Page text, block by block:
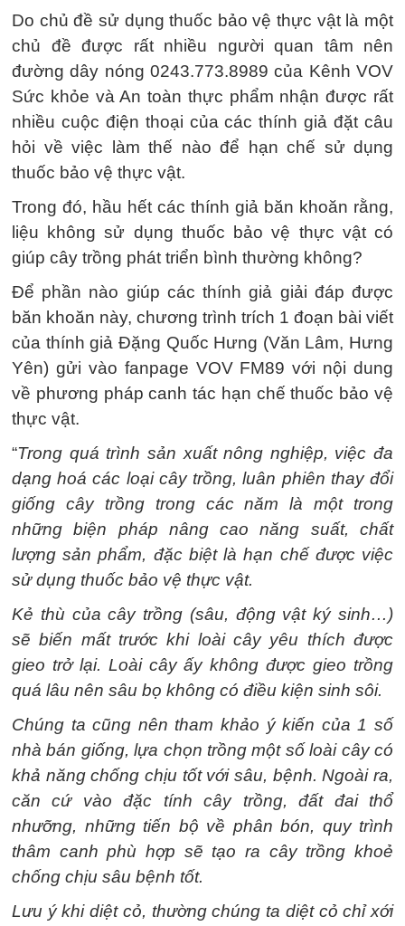
Do chủ đề sử dụng thuốc bảo vệ thực vật là một
chủ đề được rất nhiều người quan tâm nên
đường dây nóng 0243.773.8989 của Kênh VOV
Sức khỏe và An toàn thực phẩm nhận được rất
nhiều cuộc điện thoại của các thính giả đặt câu
hỏi về việc làm thế nào để hạn chế sử dụng
thuốc bảo vệ thực vật.
Trong đó, hầu hết các thính giả băn khoăn rằng,
liệu không sử dụng thuốc bảo vệ thực vật có
giúp cây trồng phát triển bình thường không?
Để phần nào giúp các thính giả giải đáp được
băn khoăn này, chương trình trích 1 đoạn bài viết
của thính giả Đặng Quốc Hưng (Văn Lâm, Hưng
Yên) gửi vào fanpage VOV FM89 với nội dung
về phương pháp canh tác hạn chế thuốc bảo vệ
thực vật.
“Trong quá trình sản xuất nông nghiệp, việc đa
dạng hoá các loại cây trồng, luân phiên thay đổi
giống cây trồng trong các năm là một trong
những biện pháp nâng cao năng suất, chất
lượng sản phẩm, đặc biệt là hạn chế được việc
sử dụng thuốc bảo vệ thực vật.
Kẻ thù của cây trồng (sâu, động vật ký sinh…)
sẽ biến mất trước khi loài cây yêu thích được
gieo trở lại. Loài cây ấy không được gieo trồng
quá lâu nên sâu bọ không có điều kiện sinh sôi.
Chúng ta cũng nên tham khảo ý kiến của 1 số
nhà bán giống, lựa chọn trồng một số loài cây có
khả năng chống chịu tốt với sâu, bệnh. Ngoài ra,
căn cứ vào đặc tính cây trồng, đất đai thổ
nhưỡng, những tiến bộ về phân bón, quy trình
thâm canh phù hợp sẽ tạo ra cây trồng khoẻ
chống chịu sâu bệnh tốt.
Lưu ý khi diệt cỏ, thường chúng ta diệt cỏ chỉ xới